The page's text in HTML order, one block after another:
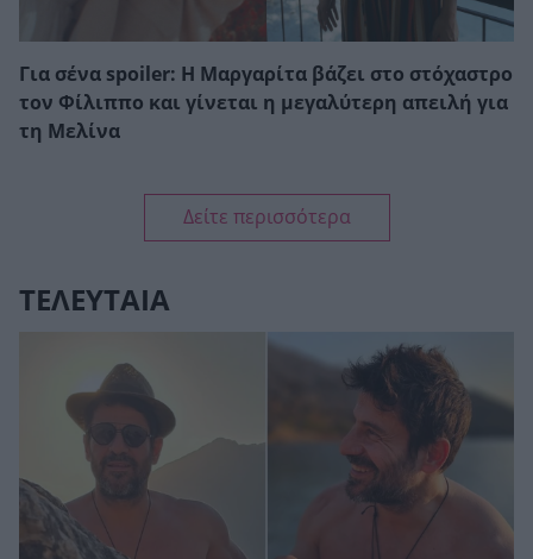
Για σένα spoiler: Η Μαργαρίτα βάζει στο στόχαστρο
τον Φίλιππο και γίνεται η μεγαλύτερη απειλή για
τη Μελίνα
Δείτε περισσότερα
ΤΕΛΕΥΤΑΙΑ